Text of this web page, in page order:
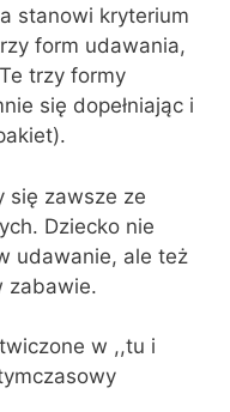
stanowi kryterium
form udawania,
trzy formy
się dopełniając i
się zawsze ze
Dziecko nie
udawanie, ale też
zabawie.
w ,,tu i